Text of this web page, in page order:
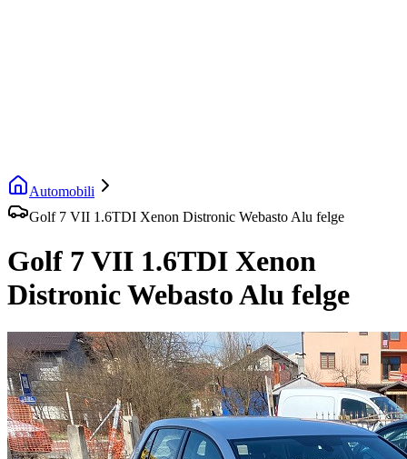
Automobili
Golf 7 VII 1.6TDI Xenon Distronic Webasto Alu felge
Golf 7 VII 1.6TDI Xenon
Distronic Webasto Alu felge